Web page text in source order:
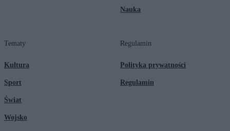
Nauka
Tematy
Kultura
Sport
Świat
Wojsko
Regulamin
Polityka prywatności
Regulamin